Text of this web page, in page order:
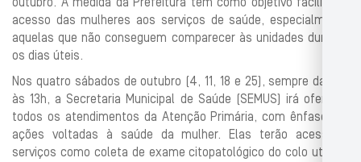
outubro. A medida da Prefeitura tem como objetivo facilitar o
acesso das mulheres aos serviços de saúde, especialmente
aquelas que não conseguem comparecer às unidades durante
os dias úteis.
Nos quatro sábados de outubro (4, 11, 18 e 25), sempre das 8h
às 13h, a Secretaria Municipal de Saúde (SEMUS) irá oferecer
todos os atendimentos da Atenção Primária, com ênfase em
ações voltadas à saúde da mulher. Elas terão acesso a
serviços como coleta de exame citopatológico do colo uterino